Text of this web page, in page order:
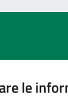
le